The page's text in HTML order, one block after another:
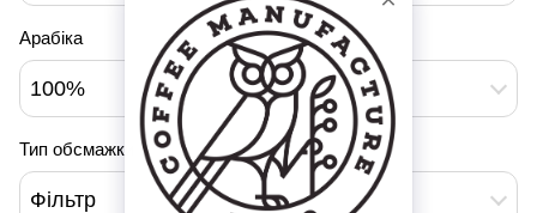
Арабіка
100%
Тип обсмажки
Фільтр